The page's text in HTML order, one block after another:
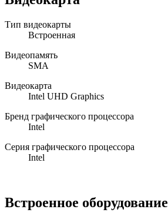
Тип видеокарты
Встроенная
Видеопамять
SMA
Видеокарта
Intel UHD Graphics
Бренд графического процессора
Intel
Серия графического процессора
Intel
Встроенное оборудование